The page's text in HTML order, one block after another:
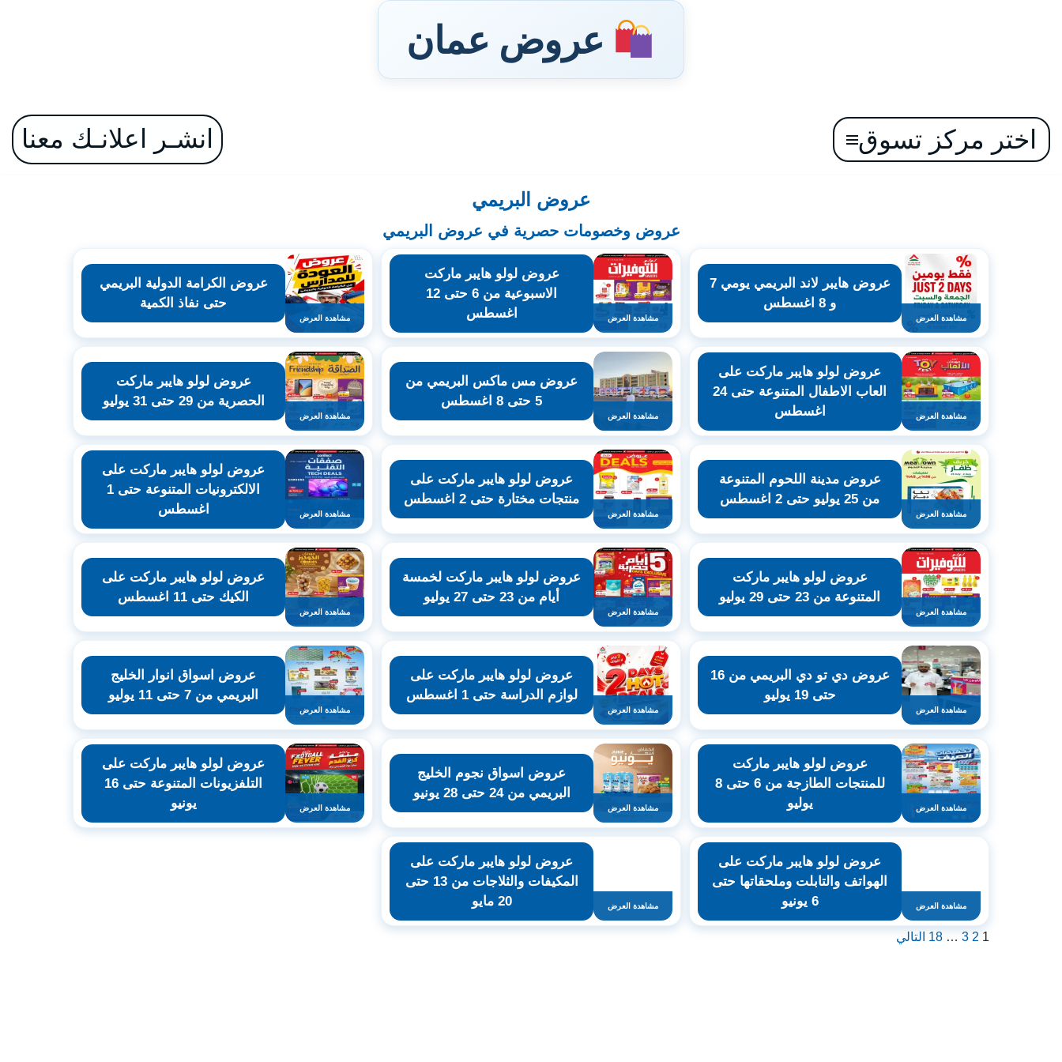
عروض عمان
تخطىاختر مركز تسوق انشـر اعلانـك معنا
عروض البريمي
عروض وخصومات حصرية في عروض البريمي
مشاهدة العرض
عروض هايبر لاند البريمي يومي 7
و 8 اغسطس
مشاهدة العرض
عروض لولو هايبر ماركت
الاسبوعية من 6 حتى 12
اغسطس
مشاهدة العرض
عروض الكرامة الدولية البريمي
حتى نفاذ الكمية
مشاهدة العرض
عروض لولو هايبر ماركت على
العاب الاطفال المتنوعة حتى 24
اغسطس
مشاهدة العرض
عروض مس ماكس البريمي من
5 حتى 8 اغسطس
مشاهدة العرض
عروض لولو هايبر ماركت
الحصرية من 29 حتى 31 يوليو
مشاهدة العرض
عروض مدينة اللحوم المتنوعة
من 25 يوليو حتى 2 اغسطس
مشاهدة العرض
عروض لولو هايبر ماركت على
منتجات مختارة حتى 2 اغسطس
مشاهدة العرض
عروض لولو هايبر ماركت على
الالكترونيات المتنوعة حتى 1
اغسطس
مشاهدة العرض
عروض لولو هايبر ماركت
المتنوعة من 23 حتى 29 يوليو
مشاهدة العرض
عروض لولو هايبر ماركت لخمسة
أيام من 23 حتى 27 يوليو
مشاهدة العرض
عروض لولو هايبر ماركت على
الكيك حتى 11 اغسطس
مشاهدة العرض
عروض دي تو دي البريمي من 16
حتى 19 يوليو
مشاهدة العرض
عروض لولو هايبر ماركت على
لوازم الدراسة حتى 1 اغسطس
مشاهدة العرض
عروض اسواق انوار الخليج
البريمي من 7 حتى 11 يوليو
مشاهدة العرض
عروض لولو هايبر ماركت
للمنتجات الطازجة من 6 حتى 8
يوليو
مشاهدة العرض
عروض اسواق نجوم الخليج
البريمي من 24 حتى 28 يونيو
مشاهدة العرض
عروض لولو هايبر ماركت على
التلفزيونات المتنوعة حتى 16
يونيو
مشاهدة العرض
عروض لولو هايبر ماركت على
الهواتف والتابلت وملحقاتها حتى
6 يونيو
مشاهدة العرض
عروض لولو هايبر ماركت على
المكيفات والثلاجات من 13 حتى
20 مايو
1
2
3
…
18 التالي